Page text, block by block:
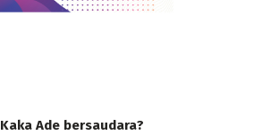
Kaka Ade bersaudara?